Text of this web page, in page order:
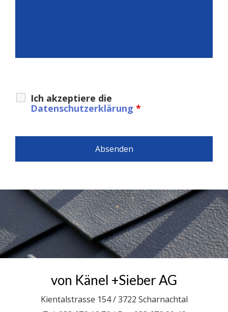
Ich akzeptiere die
Datenschutzerklärung *
von Känel +Sieber AG
Kientalstrasse 154 / 3722 Scharnachtal